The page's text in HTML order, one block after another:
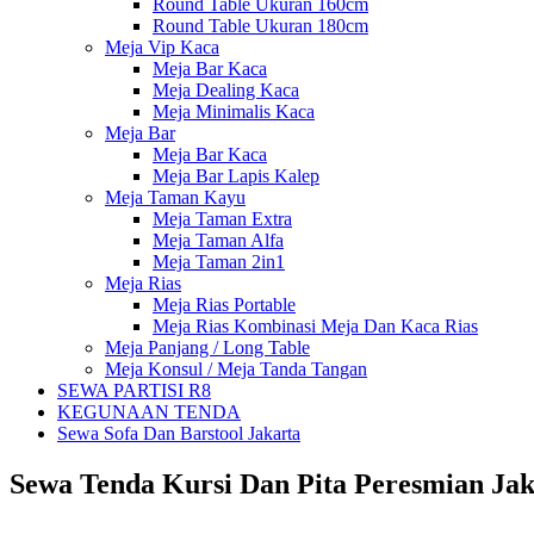
Round Table Ukuran 160cm
Round Table Ukuran 180cm
Meja Vip Kaca
Meja Bar Kaca
Meja Dealing Kaca
Meja Minimalis Kaca
Meja Bar
Meja Bar Kaca
Meja Bar Lapis Kalep
Meja Taman Kayu
Meja Taman Extra
Meja Taman Alfa
Meja Taman 2in1
Meja Rias
Meja Rias Portable
Meja Rias Kombinasi Meja Dan Kaca Rias
Meja Panjang / Long Table
Meja Konsul / Meja Tanda Tangan
SEWA PARTISI R8
KEGUNAAN TENDA
Sewa Sofa Dan Barstool Jakarta
Sewa Tenda Kursi Dan Pita Peresmian